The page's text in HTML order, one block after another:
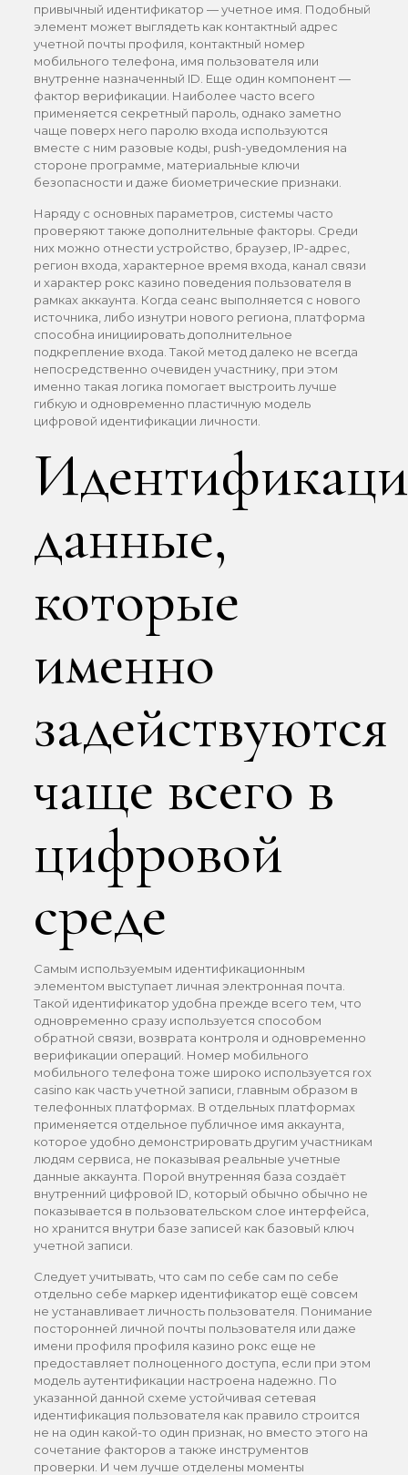
привычный идентификатор — учетное имя. Подобный
элемент может выглядеть как контактный адрес
учетной почты профиля, контактный номер
мобильного телефона, имя пользователя или
внутренне назначенный ID. Еще один компонент —
фактор верификации. Наиболее часто всего
применяется секретный пароль, однако заметно
чаще поверх него паролю входа используются
вместе с ним разовые коды, push-уведомления на
стороне программе, материальные ключи
безопасности и даже биометрические признаки.
Наряду с основных параметров, системы часто
проверяют также дополнительные факторы. Среди
них можно отнести устройство, браузер, IP-адрес,
регион входа, характерное время входа, канал связи
и характер рокс казино поведения пользователя в
рамках аккаунта. Когда сеанс выполняется с нового
источника, либо изнутри нового региона, платформа
способна инициировать дополнительное
подкрепление входа. Такой метод далеко не всегда
непосредственно очевиден участнику, при этом
именно такая логика помогает выстроить лучше
гибкую и одновременно пластичную модель
цифровой идентификации личности.
данные,
которые
именно
задействуются
чаще всего в
цифровой
среде
Самым используемым идентификационным
элементом выступает личная электронная почта.
Такой идентификатор удобна прежде всего тем, что
одновременно сразу используется способом
обратной связи, возврата контроля и одновременно
верификации операций. Номер мобильного
мобильного телефона тоже широко используется rox
casino как часть учетной записи, главным образом в
телефонных платформах. В отдельных платформах
применяется отдельное публичное имя аккаунта,
которое удобно демонстрировать другим участникам
людям сервиса, не показывая реальные учетные
данные аккаунта. Порой внутренняя база создаёт
внутренний цифровой ID, который обычно обычно не
показывается в пользовательском слое интерфейса,
но хранится внутри базе записей как базовый ключ
учетной записи.
Следует учитывать, что сам по себе сам по себе
отдельно себе маркер идентификатор ещё совсем
не устанавливает личность пользователя. Понимание
посторонней личной почты пользователя или даже
имени профиля профиля казино рокс еще не
предоставляет полноценного доступа, если при этом
модель аутентификации настроена надежно. По
указанной данной схеме устойчивая сетевая
идентификация пользователя как правило строится
не на один какой-то один признак, но вместо этого на
сочетание факторов а также инструментов
проверки. И чем лучше отделены моменты